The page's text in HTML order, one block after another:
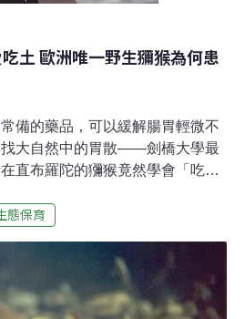
土 歐洲唯一野生獼猴為何患
備的藥品，可以緩解腸胃輕微不
大自然中的胃散——劍橋大學最
直布羅陀的獼猴竟然學會「吃
旅遊旺季就「吃土」 緩解高糖高
，上面住著歐洲唯一的野生獼猴
macaques）。劍橋大學團隊指
被目擊到「刻意食用泥土」，也
態保育